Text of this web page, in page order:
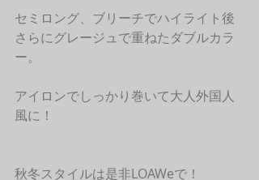
セミロング、ブリーチでハイライト後
さらにグレージュで重ねたダブルカラ
ー。
アイロンでしっかり巻いて大人外国人
風に！
秋冬スタイルは是非LOAWeで！